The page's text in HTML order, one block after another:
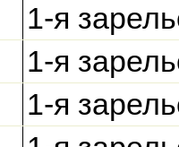
1-я
1-я
1-я